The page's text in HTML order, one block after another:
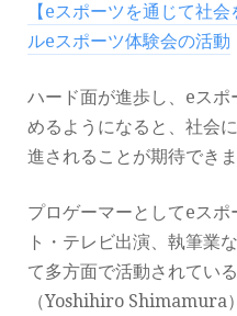
【eスポーツを通じて社
ルeスポーツ体験会の活動
ハード面が進歩し、eス
めるようになると、社会
進されることが期待できま
プロゲーマーとしてeス
ト・テレビ出演、執筆業
て多方面で活動されてい
（Yoshihiro Shimamura